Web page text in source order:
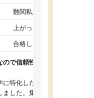
難関私立受験対策
上がった
合格した
で信頼性や安心感が高
特化した準備をしたい
した。集団指導の予備